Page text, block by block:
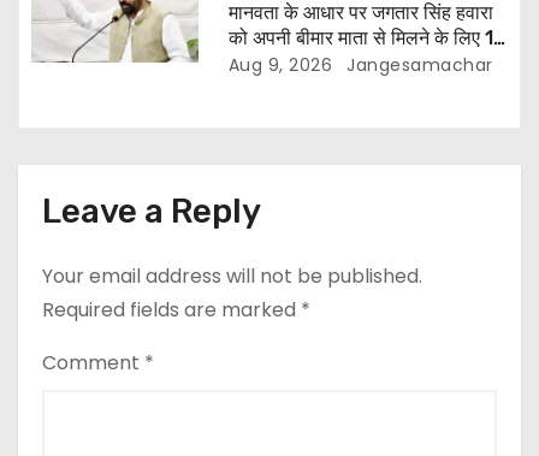
मानवता के आधार पर जगतार सिंह हवारा
को अपनी बीमार माता से मिलने के लिए 10
दिन की पैरोल दी जानी चाहिए- मुख्यमंत्री
Aug 9, 2026 Jangesamachar
Leave a Reply
Your email address will not be published.
Required fields are marked *
Comment *